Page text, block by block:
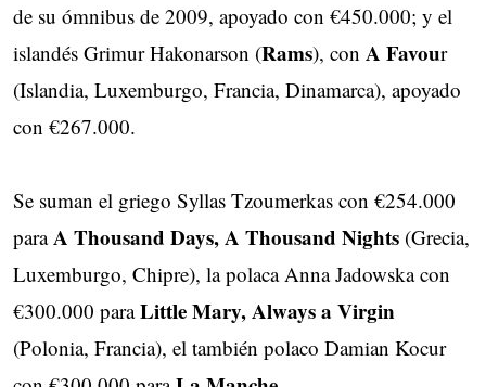
de su ómnibus de 2009, apoyado con €450.000; y el
islandés Grimur Hakonarson (Rams), con A Favour
(Islandia, Luxemburgo, Francia, Dinamarca), apoyado
con €267.000.
Se suman el griego Syllas Tzoumerkas con €254.000
paraA Thousand Days, A Thousand Nights (Grecia,
Luxemburgo, Chipre), la polaca Anna Jadowska con
€300.000 paraLittle Mary, Always a Virgin
(Polonia, Francia), el también polaco Damian Kocur